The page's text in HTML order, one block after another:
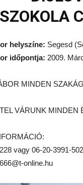
SZOKOLA
helyszíne: Segesd
időpontja: 2009.
MINDEN
VÁRUNK MINDEN
vagy 06-20-3991-502
online.hu